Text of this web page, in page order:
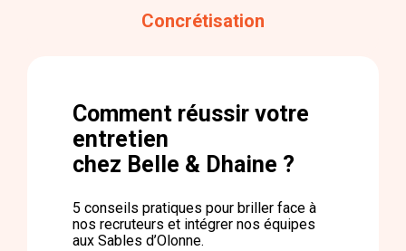
Concrétisation
Comment réussir votre
entretien
chez Belle & Dhaine ?
5 conseils pratiques pour briller face à
nos recruteurs et intégrer nos équipes
aux Sables d’Olonne.